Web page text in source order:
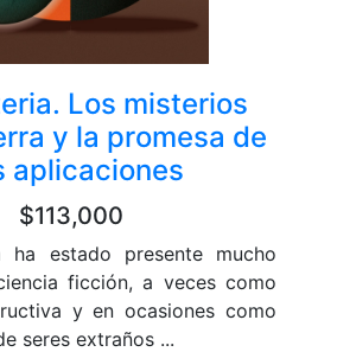
Los misterios
y la promesa de
aplicaciones
$113,000
ha estado presente mucho
ficción, a veces como
y en ocasiones como
seres extraños ...